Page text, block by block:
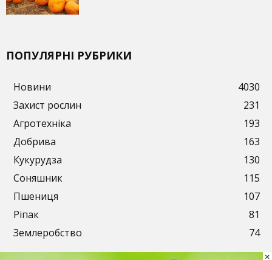
ПОПУЛЯРНІ РУБРИКИ
Новини
4030
Захист рослин
231
Агротехніка
193
Добрива
163
Кукурудза
130
Соняшник
115
Пшениця
107
Ріпак
81
Землеробство
74
×